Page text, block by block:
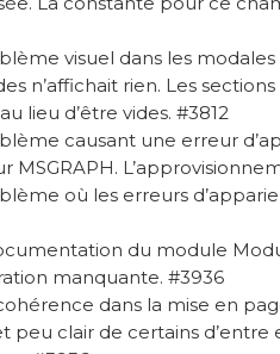
visuel dans les
n’affichait rien. Les
lieu d’être vides. #3812
causant une erreur
MSGRAPH.
où les erreurs
du module
manquante. #3936
dans la mise en
peu clair de certains d’entre